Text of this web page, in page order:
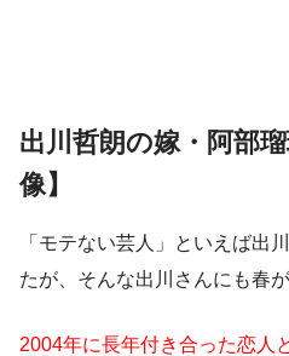
出川哲朗の嫁・阿部
像】
「モテない芸人」といえば出
たが、 そんな出川さんにも春が
2004年に長年付き合った恋人